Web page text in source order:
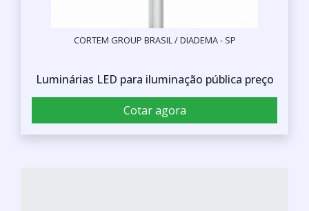
CORTEM GROUP BRASIL / DIADEMA - SP
Luminárias LED para iluminação pública preço
Cotar agora